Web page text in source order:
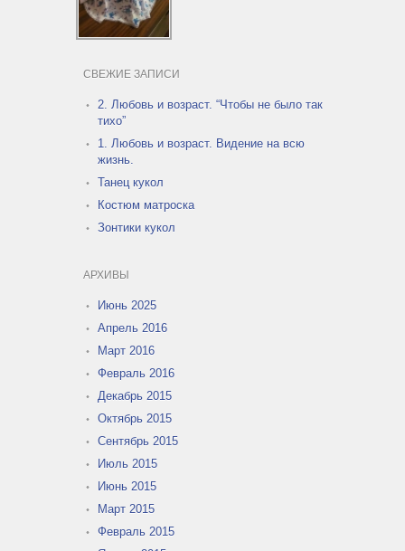
СВЕЖИЕ ЗАПИСИ
2. Любовь и возраст. “Чтобы не было так
тихо”
1. Любовь и возраст. Видение на всю
жизнь.
Танец кукол
Костюм матроска
Зонтики кукол
АРХИВЫ
Июнь 2025
Апрель 2016
Март 2016
Февраль 2016
Декабрь 2015
Октябрь 2015
Сентябрь 2015
Июль 2015
Июнь 2015
Март 2015
Февраль 2015